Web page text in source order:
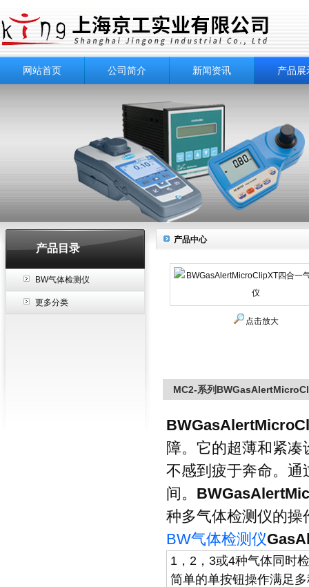
网站首页 公司简介 新闻资讯 产品展
产品目录
BW气体检测仪
更多分类
产品中心
点击放大
MC2-系列
障。它的超薄和紧
不感到疲于奔命。通
间。
种多气体检测仪的操
BW气体检测仪
1，2，3或4种气体同时
简单的单按钮操作满足